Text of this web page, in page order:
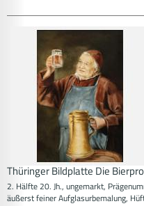
Thüringer Bildplatte Die
2. Hälfte 20. Jh., ungemarkt,
äußerst feiner Aufglasurbemalung,